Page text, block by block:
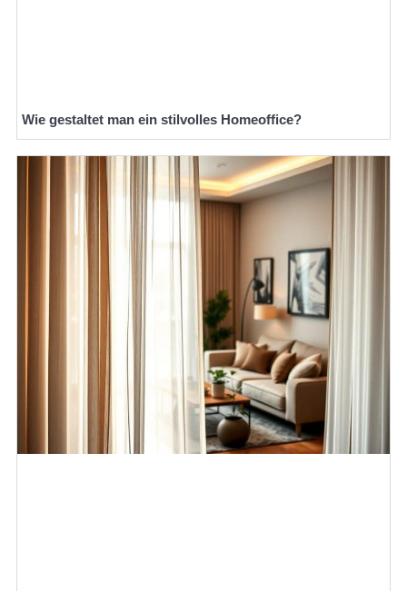
Wie gestaltet man ein stilvolles Homeoffice?